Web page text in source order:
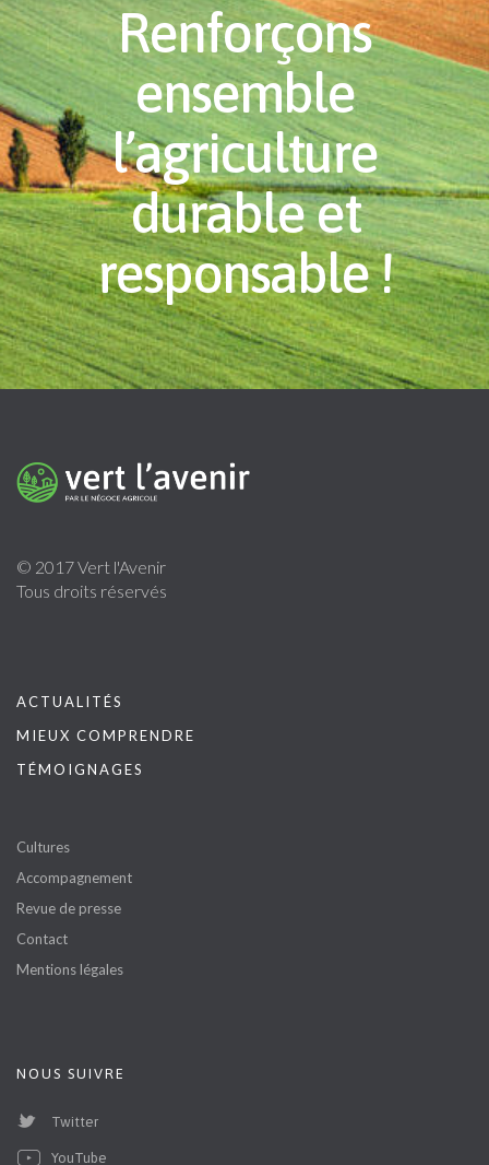
Renforçons
ensemble
l’agriculture
durable et
responsable !
© 2017 Vert l'Avenir
Tous droits réservés
ACTUALITÉS
MIEUX COMPRENDRE
TÉMOIGNAGES
Cultures
Accompagnement
Revue de presse
Contact
Mentions légales
NOUS SUIVRE
Twitter
YouTube